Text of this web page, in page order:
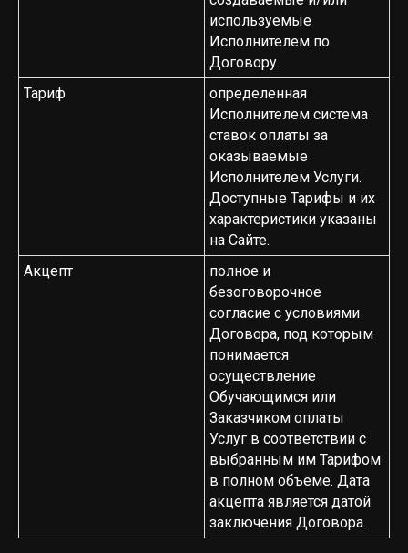
используемые
Исполнителем по
Договору.
Тариф
определенная
Исполнителем система
ставок оплаты за
оказываемые
Исполнителем Услуги.
Доступные Тарифы и их
характеристики указаны
на Сайте.
Акцепт
полное и
безоговорочное
согласие с условиями
Договора, под которым
понимается
осуществление
Обучающимся или
Заказчиком оплаты
Услуг в соответствии с
выбранным им Тарифом
в полном объеме. Дата
акцепта является датой
заключения Договора.